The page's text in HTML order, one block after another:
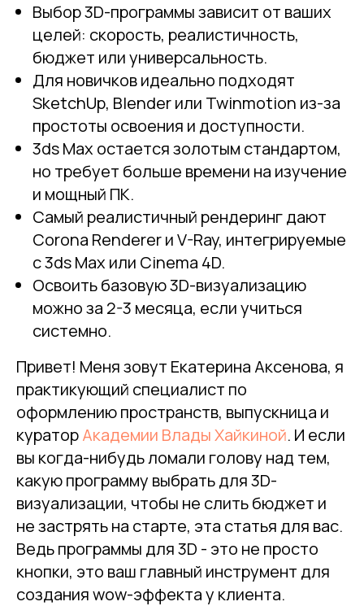
Выбор 3D-программы зависит от ваших
целей: скорость, реалистичность,
бюджет или универсальность.
Для новичков идеально подходят
SketchUp, Blender или Twinmotion из-за
простоты освоения и доступности.
3ds Max остается золотым стандартом,
но требует больше времени на изучение
и мощный ПК.
Самый реалистичный рендеринг дают
Corona Renderer и V-Ray, интегрируемые
с 3ds Max или Cinema 4D.
Освоить базовую 3D-визуализацию
можно за 2-3 месяца, если учиться
системно.
Привет! Меня зовут Екатерина Аксенова, я
практикующий специалист по
оформлению пространств, выпускница и
кураторАкадемии Влады Хайкиной. И если
вы когда-нибудь ломали голову над тем,
какую программу выбрать для 3D-
визуализации, чтобы не слить бюджет и
не застрять на старте, эта статья для вас.
Ведь программы для 3D - это не просто
кнопки, это ваш главный инструмент для
создания wow-эффекта у клиента.